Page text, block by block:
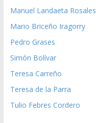
Manuel Landaeta Rosales
Mario Briceño Iragorry
Pedro Grases
Simón Bolívar
Teresa Carreño
Teresa de la Parra
Tulio Febres Cordero